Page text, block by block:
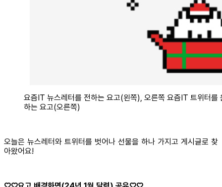
요즘IT 뉴스레터를 전하는 요고(왼쪽), 오른쪽 요즘IT 트위터를
하는 요고(오른쪽)
오늘은 뉴스레터와 트위터를 벗어나 선물을 하나 가지고 게시글로 찾
아왔어요!